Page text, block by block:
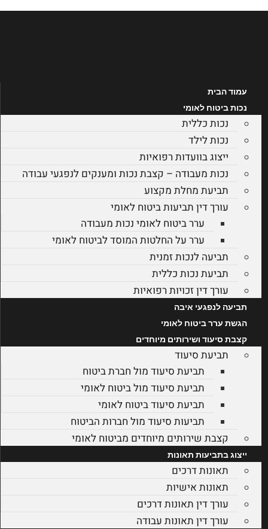
עמוד הבית
נכות ביטוח לאומי
נכות כללית
נכות לילד
ייצוג בוועדות רפואיות
נכות מעבודה – קצבת נכות ומענקים לנפגעי עבודה
תביעת מחלת מקצוע
עורך דין תביעות ביטוח לאומי
ערר ביטוח לאומי נכות מעבודה
ערר על החלטות המוסד לביטוח לאומי
תביעה לנכות זמנית
תביעת נכות כללית
עורך דין זכויות רפואיות
תביעה לנפגעי איבה
הגשת ערר ביטוח לאומי
קצבת סיעוד ושירותים מיוחדים
תביעת סיעוד
תביעת סיעוד מול חברת ביטוח
תביעת סיעוד מול ביטוח לאומי
תביעת סיעוד ביטוח לאומי
תביעות סיעוד מול חברות הביטוח
קצבת שירותים מיוחדים מביטוח לאומי
ייצוג בתביעות תאונות
תאונות דרכים
תאונות אישיות
עורך דין תאונות דרכים
עורך דין תאונות עבודה